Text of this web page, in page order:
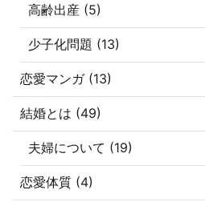
高齢出産 (5)
少子化問題 (13)
恋愛マンガ (13)
結婚とは (49)
夫婦について (19)
恋愛体質 (4)